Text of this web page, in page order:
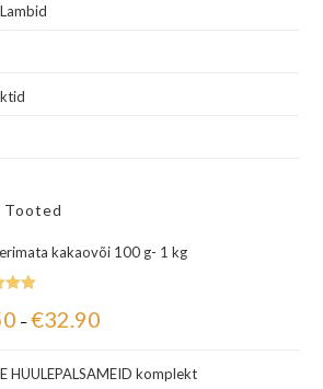
Tooted
kakaovõi 100 g- 1 kg
– €32.90
HUULEPALSAMEID komplekt